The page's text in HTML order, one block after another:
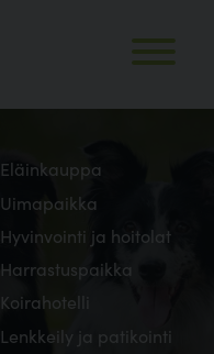
Eläinkauppa
Uimapaikka
Hyvinvointi ja hoitolat
Harrastuspaikka
Koirahotelli
Lenkkeily ja patikointi